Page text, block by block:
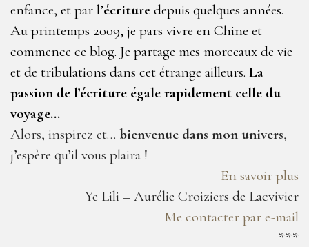
enfance, et par l’écriture depuis quelques années.
Au printemps 2009, je pars vivre en Chine et
commence ce blog. Je partage mes morceaux de vie
et de tribulations dans cet étrange ailleurs. La
passion de l’écriture égale rapidement celle du
voyage…
Alors, inspirez et… bienvenue dans mon univers,
j’espère qu’il vous plaira !
En savoir plus
Ye Lili – Aurélie Croiziers de Lacvivier
Me contacter par e-mail
***